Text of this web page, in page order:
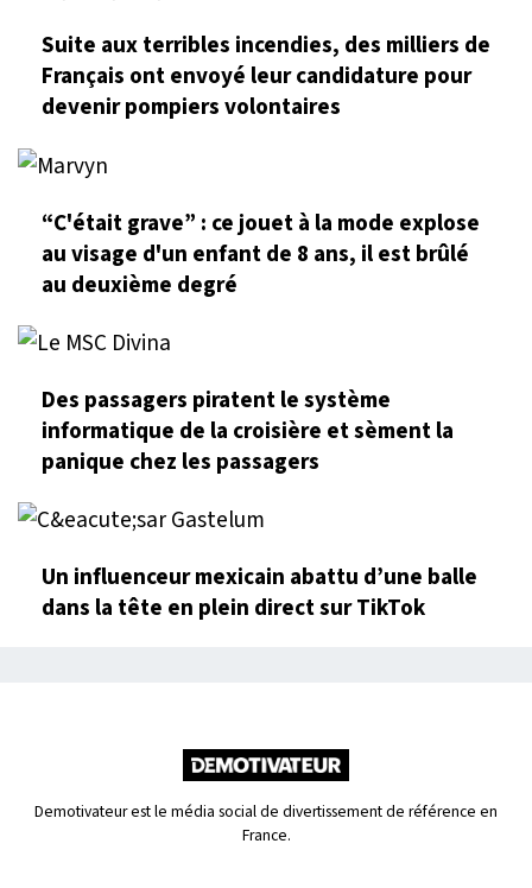
Suite aux terribles incendies, des milliers de
Français ont envoyé leur candidature pour
devenir pompiers volontaires
“C'était grave” : ce jouet à la mode explose
au visage d'un enfant de 8 ans, il est brûlé
au deuxième degré
Des passagers piratent le système
informatique de la croisière et sèment la
panique chez les passagers
Un influenceur mexicain abattu d’une balle
dans la tête en plein direct sur TikTok
Demotivateur est le média social de divertissement de référence en
France.